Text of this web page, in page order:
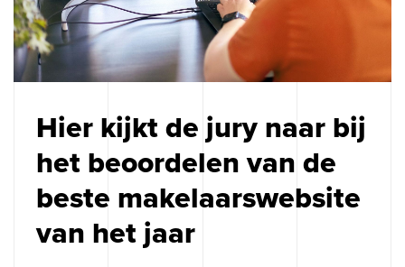
Hier kijkt de jury naar bij
het beoordelen van de
beste makelaarswebsite
van het jaar